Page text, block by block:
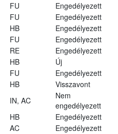
FU Engedélyezett
FU Engedélyezett
HB
Engedélyezett
FU Engedélyezett
RE Engedélyezett
HB Új
FU Engedélyezett
HB Visszavont
IN, AC
Nem
engedélyezett
HB Engedélyezett
AC Engedélyezett